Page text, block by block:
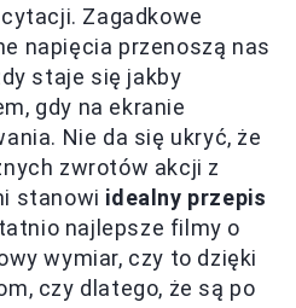
Zagadkowe
napięcia przenoszą nas
staje się jakby
gdy na ekranie
Nie da się ukryć, że
zwrotów akcji z
stanowi idealny przepis
najlepsze filmy o
wymiar, czy to dzięki
czy dlatego, że są po